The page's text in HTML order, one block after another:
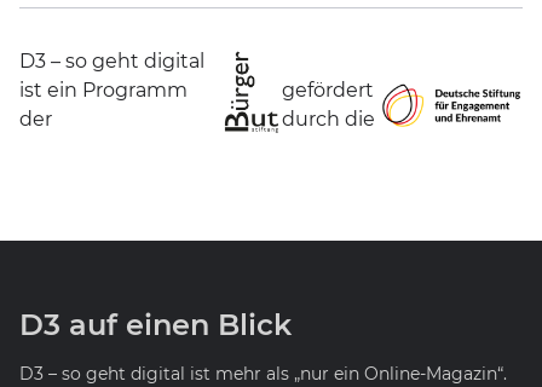
D3 – so geht digital
ist ein Programm
der
gefördert
durch die
D3 auf einen Blick
D3 – so geht digital ist mehr als „nur ein Online-Magazin“.